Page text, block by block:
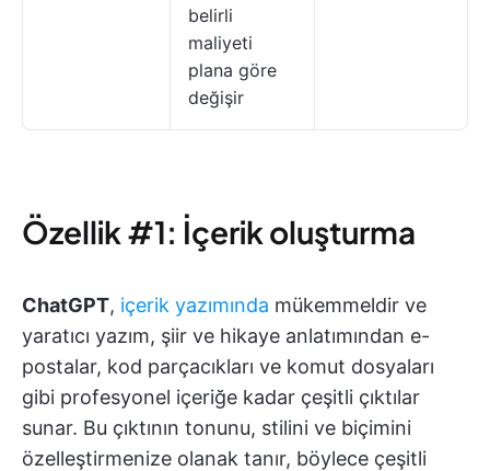
belirli
maliyeti
plana göre
değişir
Özellik #1: İçerik oluşturma
ChatGPT, içerik yazımında mükemmeldir ve
yaratıcı yazım, şiir ve hikaye anlatımından e-
postalar, kod parçacıkları ve komut dosyaları
gibi profesyonel içeriğe kadar çeşitli çıktılar
sunar. Bu çıktının tonunu, stilini ve biçimini
özelleştirmenize olanak tanır, böylece çeşitli